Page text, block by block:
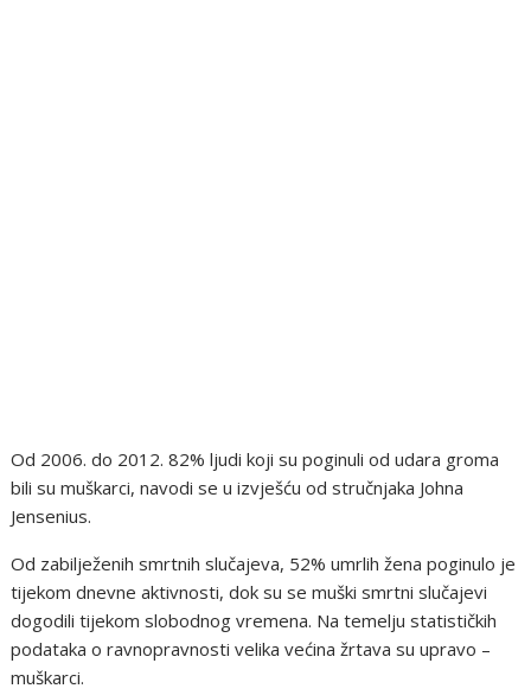
Od 2006. do 2012. 82% ljudi koji su poginuli od udara groma
bili su muškarci, navodi se u izvješću od stručnjaka Johna
Jensenius.
Od zabilježenih smrtnih slučajeva, 52% umrlih žena poginulo je
tijekom dnevne aktivnosti, dok su se muški smrtni slučajevi
dogodili tijekom slobodnog vremena. Na temelju statističkih
podataka o ravnopravnosti velika većina žrtava su upravo –
muškarci.